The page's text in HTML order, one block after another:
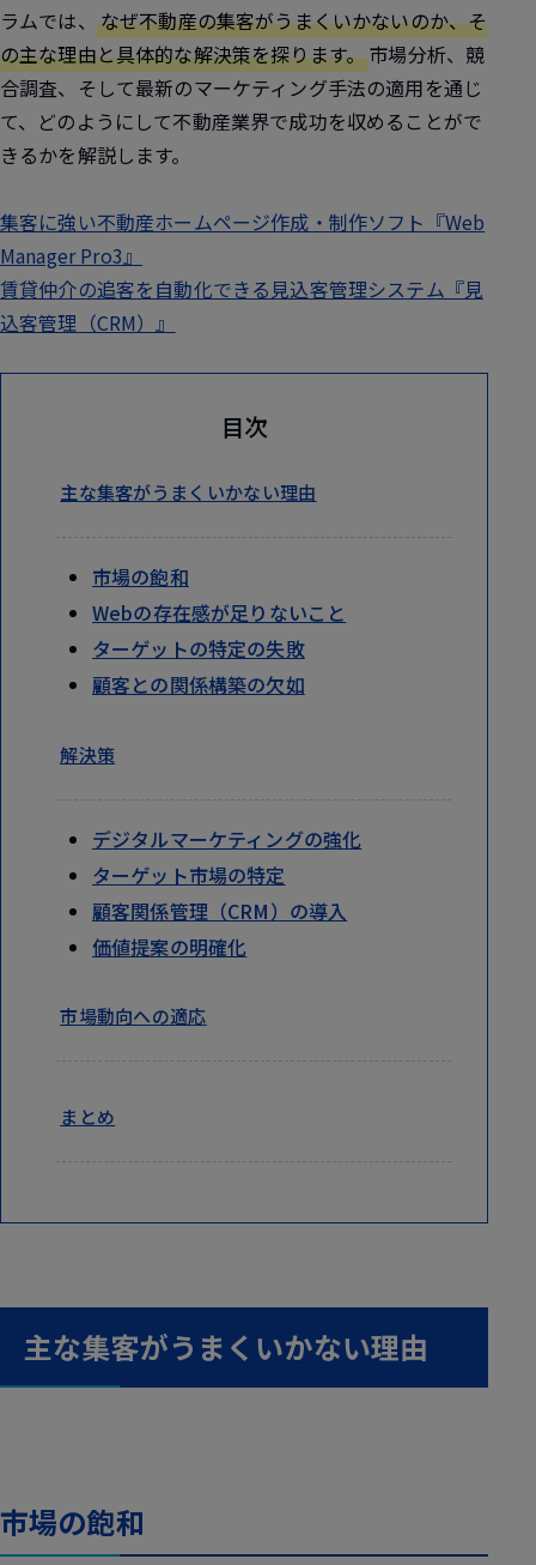
ラムでは、 なぜ不動産の集客がうまくいかないのか、そ
の主な理由と具体的な解決策を探ります。市場分析、競
合調査、そして最新のマーケティング手法の適用を通じ
て、どのようにして不動産業界で成功を収めることがで
きるかを解説します。
集客に強い不動産ホームページ作成・制作ソフト『Web
Manager Pro3』
賃貸仲介の追客を自動化できる見込客管理システム『見
込客管理（CRM）』
目次
主な集客がうまくいかない理由
市場の飽和
Webの存在感が足りないこと
ターゲットの特定の失敗
顧客との関係構築の欠如
解決策
デジタルマーケティングの強化
ターゲット市場の特定
顧客関係管理（CRM）の導入
価値提案の明確化
市場動向への適応
まとめ
主な集客がうまくいかない理由
市場の飽和